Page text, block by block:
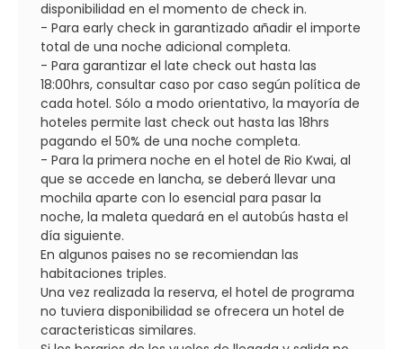
disponibilidad en el momento de check in.
- Para early check in garantizado añadir el importe
total de una noche adicional completa.
- Para garantizar el late check out hasta las
18:00hrs, consultar caso por caso según política de
cada hotel. Sólo a modo orientativo, la mayoría de
hoteles permite last check out hasta las 18hrs
pagando el 50% de una noche completa.
- Para la primera noche en el hotel de Rio Kwai, al
que se accede en lancha, se deberá llevar una
mochila aparte con lo esencial para pasar la
noche, la maleta quedará en el autobús hasta el
día siguiente.
En algunos paises no se recomiendan las
habitaciones triples.
Una vez realizada la reserva, el hotel de programa
no tuviera disponibilidad se ofrecera un hotel de
caracteristicas similares.